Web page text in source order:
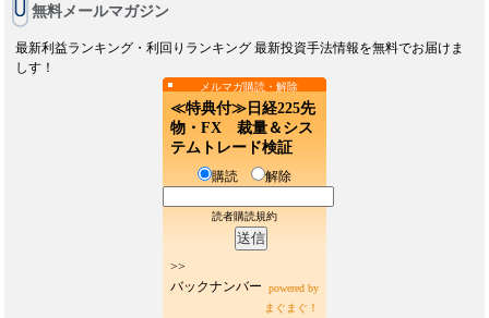
無料メールマガジン
最新利益ランキング・利回りランキング 最新投資手法情報を無料でお届けま
しす！
メルマガ購読・解除
≪特典付≫日経225先
物・FX 裁量＆シス
テムトレード検証
購読 解除
読者購読規約
>>
バックナンバー
powered by
まぐまぐ！